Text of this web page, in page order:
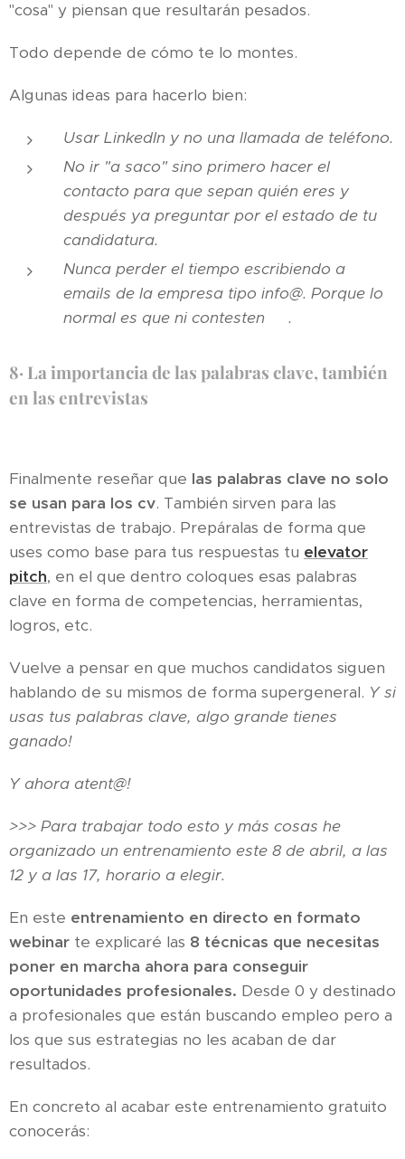
"cosa" y piensan que resultarán pesados.
Todo depende de cómo te lo montes.
Algunas ideas para hacerlo bien:
Usar LinkedIn y no una llamada de teléfono.
No ir "a saco" sino primero hacer el
contacto para que sepan quién eres y
después ya preguntar por el estado de tu
candidatura.
Nunca perder el tiempo escribiendo a
emails de la empresa tipo info@. Porque lo
normal es que ni contesten
☹.
8· La importancia de las palabras clave, también
en las entrevistas
Finalmente reseñar que las palabras clave no solo
se usan para los cv. También sirven para las
entrevistas de trabajo. Prepáralas de forma que
uses como base para tus respuestas tu elevator
pitch, en el que dentro coloques esas palabras
clave en forma de competencias, herramientas,
logros, etc.
Vuelve a pensar en que muchos candidatos siguen
hablando de su mismos de forma supergeneral. Y si
usas tus palabras clave, algo grande tienes
ganado!
Y ahora atent@!
>>> Para trabajar todo esto y más cosas he
organizado un entrenamiento este 8 de abril, a las
12 y a las 17, horario a elegir.
En este entrenamiento en directo en formato
webinar te explicaré las 8 técnicas que necesitas
poner en marcha ahora para conseguir
oportunidades profesionales. Desde 0 y destinado
a profesionales que están buscando empleo pero a
los que sus estrategias no les acaban de dar
resultados.
En concreto al acabar este entrenamiento gratuito
conocerás: